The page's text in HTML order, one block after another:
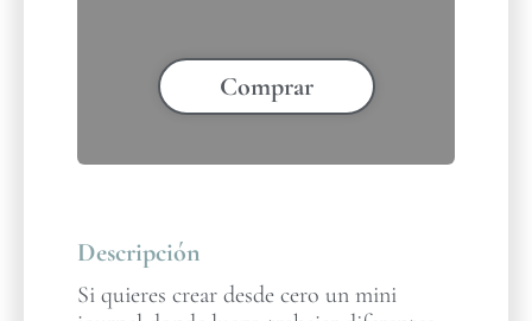
Comprar
Descripción
Si quieres crear desde cero un mini